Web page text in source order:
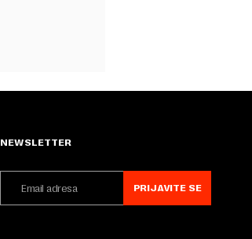
NEWSLETTER
PRIJAVITE SE